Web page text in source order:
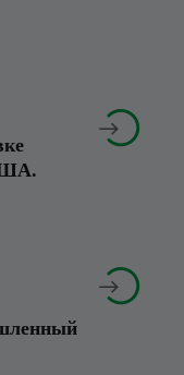



